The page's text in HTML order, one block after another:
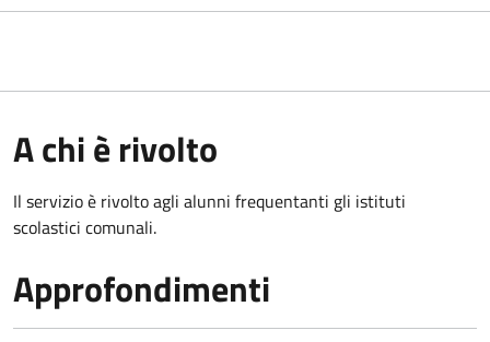
A chi è rivolto
Il servizio è rivolto agli alunni frequentanti gli istituti
scolastici comunali.
Approfondimenti